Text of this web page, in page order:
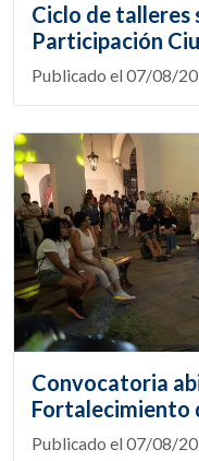
Ciclo de talleres
Participación
Publicado el 07/08/
Convocatoria
Fortalecimiento
Publicado el 07/08/